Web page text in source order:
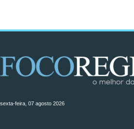
sexta-feira, 07 agosto 2026